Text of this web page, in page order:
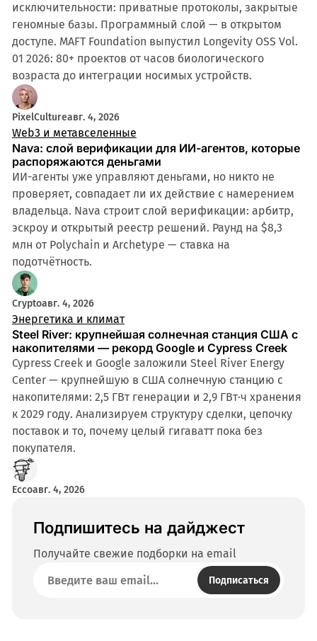
исключительности: приватные протоколы, закрытые
геномные базы. Программный слой — в открытом
доступе. MAFT Foundation выпустил Longevity OSS Vol.
01 2026: 80+ проектов от часов биологического
возраста до интеграции носимых устройств.
PixelCultureавг. 4, 2026
Web3 и метавселенные
Nava: слой верификации для ИИ-агентов, которые
распоряжаются деньгами
ИИ-агенты уже управляют деньгами, но никто не
проверяет, совпадает ли их действие с намерением
владельца. Nava строит слой верификации: арбитр,
эскроу и открытый реестр решений. Раунд на $8,3
млн от Polychain и Archetype — ставка на
подотчётность.
Cryptoавг. 4, 2026
Энергетика и климат
Steel River: крупнейшая солнечная станция США с
накопителями — рекорд Google и Cypress Creek
Cypress Creek и Google заложили Steel River Energy
Center — крупнейшую в США солнечную станцию с
накопителями: 2,5 ГВт генерации и 2,9 ГВт·ч хранения
к 2029 году. Анализируем структуру сделки, цепочку
поставок и то, почему целый гигаватт пока без
покупателя.
Eccoавг. 4, 2026
Подпишитесь на дайджест
Получайте свежие подборки на email
Подписаться